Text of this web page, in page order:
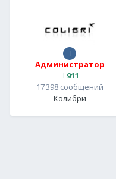
Администратор
911
17 398 сообщений
Колибри